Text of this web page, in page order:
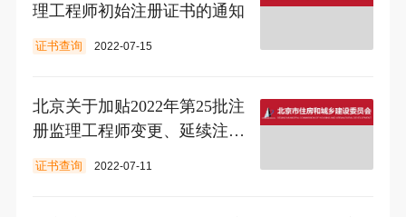
理工程师初始注册证书的通知
证书查询 2022-07-15
北京​关于加贴2022年第25批注
册监理工程师变更、延续注册
贴的通知
证书查询 2022-07-11